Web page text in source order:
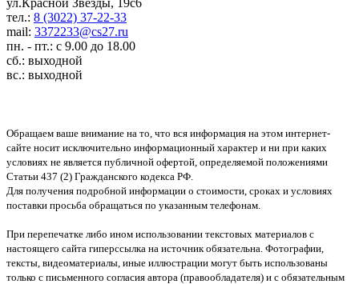
тел.: 8 (3022) 37-22-33
mail: 3372233@cs27.ru
пн. - пт.: с 9.00 до 18.00
сб.: выходной
вс.: выходной
Обращаем ваше внимание на то, что вся информация на этом интернет-
сайте носит исключительно информационный характер и ни при каких
условиях не является публичной офертой, определяемой положениями
Статьи 437 (2) Гражданского кодекса РФ.
Для получения подробной информации о стоимости, сроках и условиях
поставки просьба обращаться по указанным телефонам.
При перепечатке либо ином использовании текстовых материалов с
настоящего сайта гиперссылка на источник обязательна. Фотографии,
тексты, видеоматериалы, иные иллюстрации могут быть использованы
только с письменного согласия автора (правообладателя) и с обязательным